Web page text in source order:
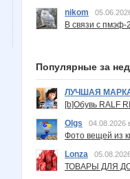
nikom
В связи с пмэф-
Популярные за
ЛУЧШАЯ
[b]Обувь RALF
Olgs
04.08.2026
Фото вещей из
Lonza
ТОВАРЫ ДЛЯ